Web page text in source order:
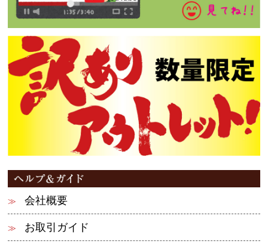
会社概要
お取引ガイド